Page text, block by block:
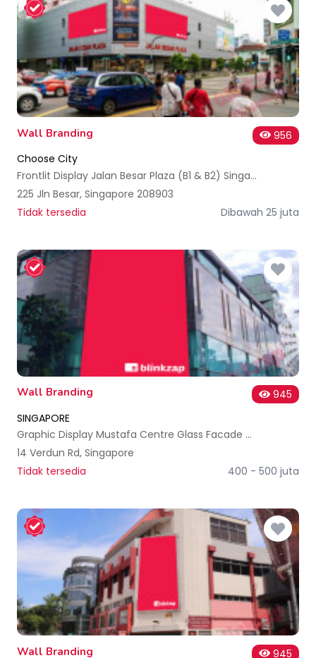
Wall Branding
956
Choose City
Frontlit Display Jalan Besar Plaza (B1 & B2) Singapore
225 Jln Besar, Singapore 208903
Tidak tersedia
Dibawah 25 juta
Wall Branding
945
SINGAPORE
Graphic Display Mustafa Centre Glass Facade Singapore
14 Verdun Rd, Singapore
Tidak tersedia
400 - 500 juta
Wall Branding
945